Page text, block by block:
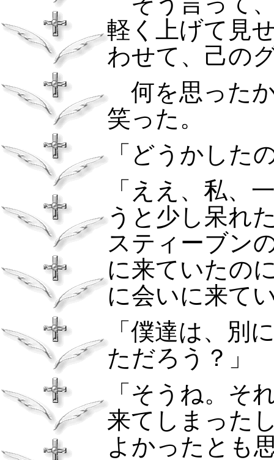
軽く上げて見
わせて、己の
何を思った
笑った。
「どうかした
「ええ、私、
うと少し呆れ
スティーブン
に来ていたの
に会いに来て
「僕達は、別
ただろう？」
「そうね。そ
来てしまった
よかったとも